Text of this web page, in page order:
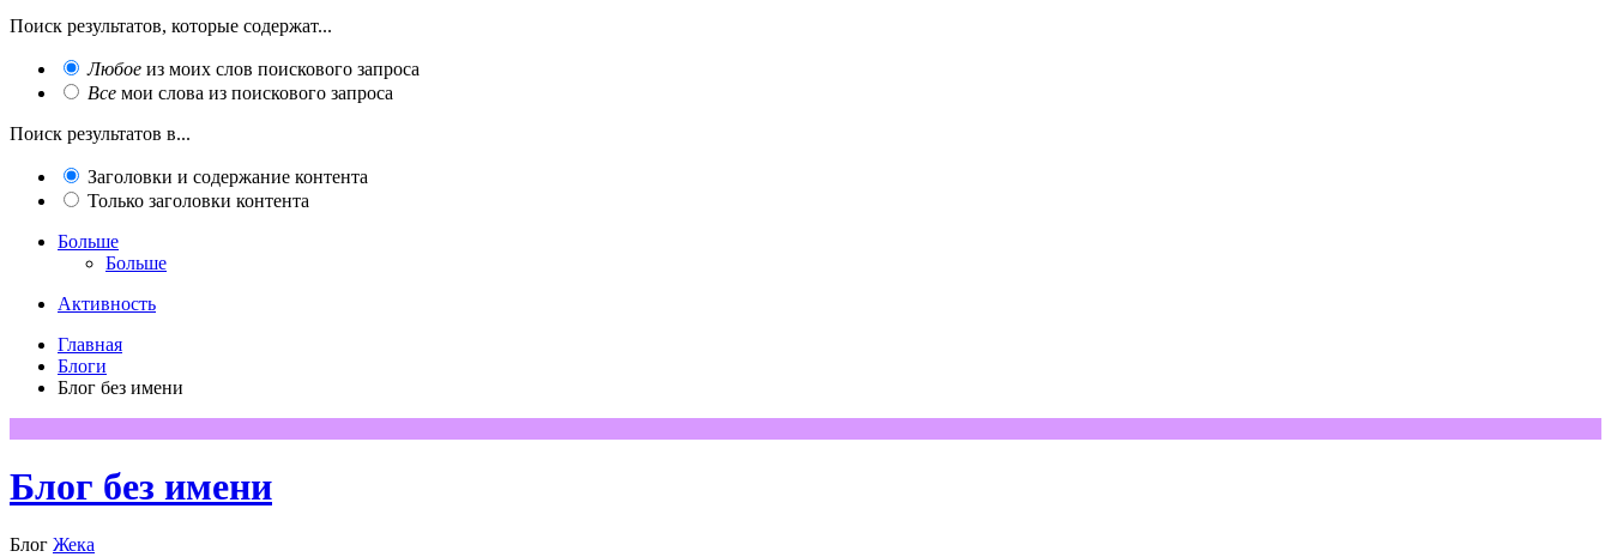
Поиск результатов, которые содержат...
Любое из моих слов поискового запроса
Все мои слова из поискового запроса
Поиск результатов в...
Заголовки и содержание контента
Только заголовки контента
Больше
Больше
Активность
Главная
Блоги
Блог без имени
Блог без имени
Блог Жека